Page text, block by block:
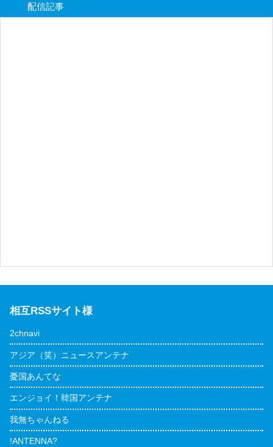
配信記事
相互RSSサイト様
2chnavi
アジア（笑）ニュースアンテナ
憂国あんてな
エンジョイ！韓国アンテナ
我無ちゃんねる
!ANTENNA?